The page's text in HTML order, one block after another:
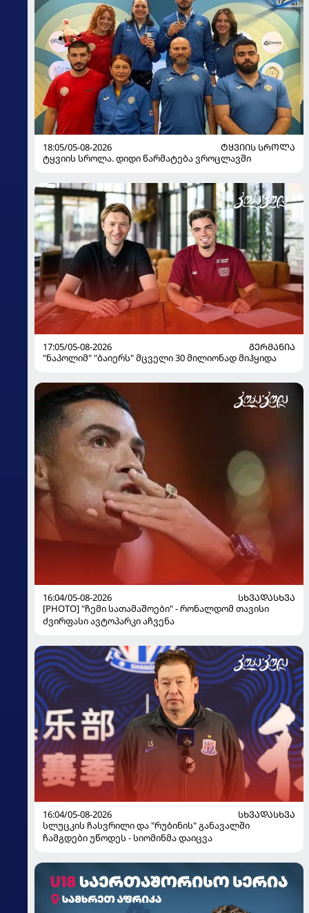
18:05/05-08-2026
ᲢᲧᲕᲘᲘᲡ ᲡᲠᲝᲚᲐ
ტყვიის სროლა. დიდი წარმატება ვროცლავში
17:05/05-08-2026
ᲒᲔᲠᲛᲐᲜᲘᲐ
"ნაპოლიმ" "ბაიერს" მცველი 30 მილიონად მიჰყიდა
16:04/05-08-2026
ᲡᲮᲕᲐᲓᲐᲡᲮᲕᲐ
[PHOTO] "ჩემი სათამაშოები" - რონალდომ თავისი
ძვირფასი ავტოპარკი აჩვენა
16:04/05-08-2026
ᲡᲮᲕᲐᲓᲐᲡᲮᲕᲐ
სლუცკის ჩასვრილი და "რუბინის" განავალში
ჩამგდები უწოდეს - სიომინმა დაიცვა